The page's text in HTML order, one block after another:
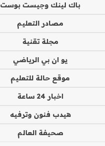
باك لينك وجيست بوست
مصادر التعليم
مجلة تقنية
يو ان بي الرياضي
موقع حالة للتعليم
اخبار 24 ساعة
هيدب فنون وترفيه
صحيفة العالم